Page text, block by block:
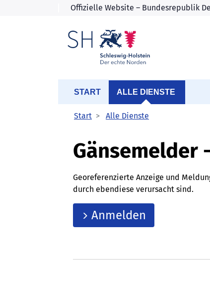
START ALLE DIENSTE
Start Alle Dienste
Gänsemelder
Georeferenzierte Anzeige und
durch ebendiese verursacht sind.
Anmelden